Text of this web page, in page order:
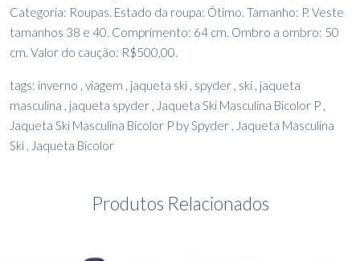
Categoria: Roupas. Estado da roupa: Ótimo. Tamanho: P. Veste
tamanhos 38 e 40. Comprimento: 64 cm. Ombro a ombro: 50
cm. Valor do caução: R$500,00.
tags: inverno , viagem , jaqueta ski , spyder , ski , jaqueta
masculina , jaqueta spyder , Jaqueta Ski Masculina Bicolor P ,
Jaqueta Ski Masculina Bicolor P by Spyder , Jaqueta Masculina
Ski , Jaqueta Bicolor
Produtos Relacionados